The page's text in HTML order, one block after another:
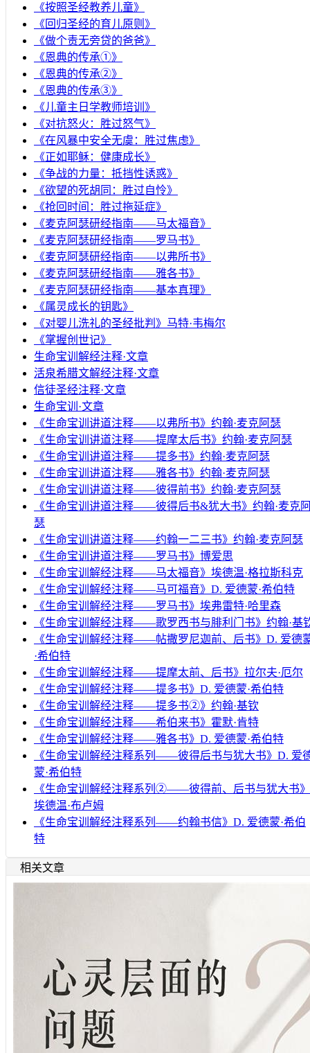
《按照圣经教养儿童》
《回归圣经的育儿原则》
《做个责无旁贷的爸爸》
《恩典的传承①》
《恩典的传承②》
《恩典的传承③》
《儿童主日学教师培训》
《对抗怒火：胜过怒气》
《在风暴中安全无虞：胜过焦虑》
《正如耶稣：健康成长》
《争战的力量：抵挡性诱惑》
《欲望的死胡同：胜过自怜》
《抢回时间：胜过拖延症》
《麦克阿瑟研经指南——马太福音》
《麦克阿瑟研经指南——罗马书》
《麦克阿瑟研经指南——以弗所书》
《麦克阿瑟研经指南——雅各书》
《麦克阿瑟研经指南——基本真理》
《属灵成长的钥匙》
《对婴儿洗礼的圣经批判》马特·韦梅尔
《掌握创世记》
生命宝训解经注释·文章
活泉希腊文解经注释·文章
信徒圣经注释·文章
生命宝训·文章
《生命宝训讲道注释——以弗所书》约翰·麦克阿瑟
《生命宝训讲道注释——提摩太后书》约翰·麦克阿瑟
《生命宝训讲道注释——提多书》约翰·麦克阿瑟
《生命宝训讲道注释——雅各书》约翰·麦克阿瑟
《生命宝训讲道注释——彼得前书》约翰·麦克阿瑟
《生命宝训讲道注释——彼得后书&犹大书》约翰·麦克
瑟
《生命宝训讲道注释——约翰一二三书》约翰·麦克阿瑟
《生命宝训讲道注释——罗马书》博爱思
《生命宝训解经注释——马太福音》埃德温·格拉斯科克
《生命宝训解经注释——马可福音》D. 爱德蒙·希伯特
《生命宝训解经注释——罗马书》埃弗雷特·哈里森
《生命宝训解经注释——歌罗西书与腓利门书》约翰·基
《生命宝训解经注释——帖撒罗尼迦前、后书》D. 爱德
·希伯特
《生命宝训解经注释——提摩太前、后书》拉尔夫·厄尔
《生命宝训解经注释——提多书》D. 爱德蒙·希伯特
《生命宝训解经注释——提多书②》约翰·基钦
《生命宝训解经注释——希伯来书》霍默·肯特
《生命宝训解经注释——雅各书》D. 爱德蒙·希伯特
《生命宝训解经注释系列——彼得后书与犹大书》D. 爱
蒙·希伯特
《生命宝训解经注释系列②——彼得前、后书与犹大书》
埃德温·布卢姆
《生命宝训解经注释系列——约翰书信》D. 爱德蒙·希伯
特
相关文章